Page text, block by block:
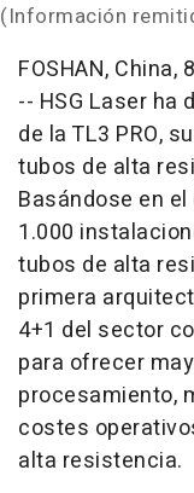
(Información
FOSHAN, China,
-- HSG Laser ha
de la TL3 PRO,
tubos de alta
Basándose en
1.000
tubos de alta
primera
4+1 del sector
para ofrecer
procesamiento,
costes
alta resistencia.